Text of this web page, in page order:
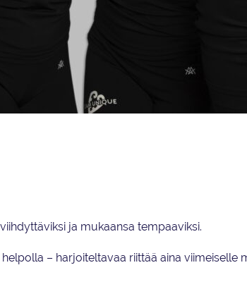
ja mukaansa tempaaviksi.
– harjoiteltavaa riittää aina viimeiselle